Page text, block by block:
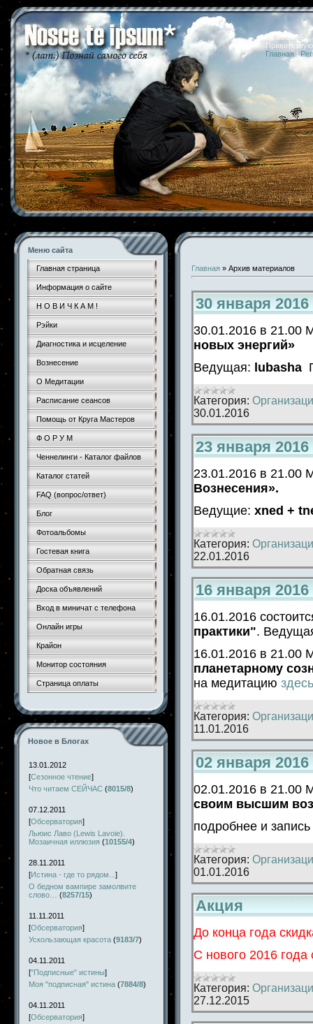
09.08.2026
Главная |
Меню сайта
Главная страница
Информация о сайте
Н О В И Ч К А М !
Рэйки
Диагностика и исцеление
Вознесение
О Медитации
Расписание сеансов
Помощь от Круга Мастеров
Ф О Р У М
Ченнелинги - Каталог файлов
Каталог статей
FAQ (вопрос/ответ)
Блог
Фотоальбомы
Гостевая книга
Обратная связь
Доска объявлений
Вход в миничат с телефона
Онлайн игры
Крайон
Монитор состояния
Страница оплаты
Новое в Блогах
13.01.2012
[Сезонное чтение]
Что читаем СЕЙЧАС (8015/8)
07.12.2011
[Обсерватория]
Льюис Лаво (Lewis Lavoie).
Мозаичная иллюзия (10155/4)
28.11.2011
[Истина - где то рядом... ]
О бедном вампире замолвите
слово…
(8257/15)
11.11.2011
[Обсерватория]
Ускользающая красота (9183/7)
04.11.2011
["Подписные" истины]
Моя "подписная" истина (7884/8)
04.11.2011
[Обсерватория]
Главная » Архив материалов
30 января
30.01.2016 в 21.00
новых энергий»
Ведущая: lubasha
Категория:
30.01.2016
23 января
23.01.2016 в 21.00
Вознесения».
Ведущие: xned +
Категория:
22.01.2016
16 января
16.01.2016
практики".
16.01.2016 в 21.00
планетарному
на медитацию здесь
Категория:
11.01.2016
02 января
02.01.2016 в 21.00
своим высшим
подробнее и
Категория:
01.01.2016
Акция
До конца года
С нового 2016 года
Категория:
27.12.2015